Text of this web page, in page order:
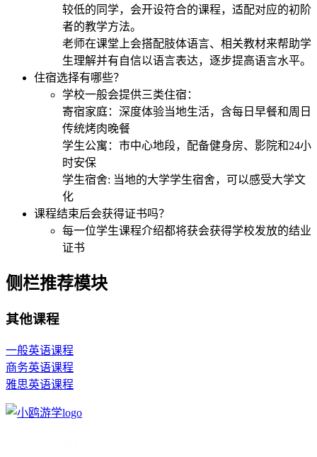
较低的同学，会开设符合的课程，适配对应的初阶
者的教学方法。
老师在课堂上会搭配肢体语言、相关教材来帮助学
生理解并有自信以语言表达，逐步提高语言水平。
住宿选择有哪些？
学校一般会提供三类住宿：
寄宿家庭：深度体验当地生活，含每日早餐和周日
传统烤肉晚餐
学生公寓：市中心地段，配备健身房、影院和24小
时安保
学生宿舍: 当地的大学学生宿舍，可以感受大学文
化
课程结束后会获得证书吗？
每一位学生课程介绍都将获会获得学校发放的结业
证书
侧栏推荐模块
其他课程
一般英语课程
商务英语课程
雅思英语课程